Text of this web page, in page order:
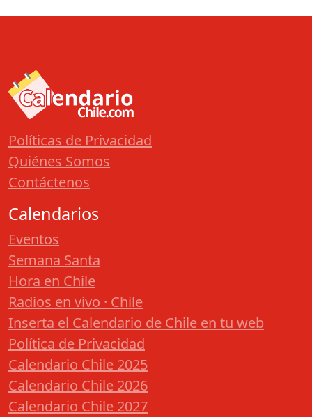
Políticas de Privacidad
Quiénes Somos
Contáctenos
Calendarios
Eventos
Semana Santa
Hora en Chile
Radios en vivo · Chile
Inserta el Calendario de Chile en tu web
Política de Privacidad
Calendario Chile 2025
Calendario Chile 2026
Calendario Chile 2027